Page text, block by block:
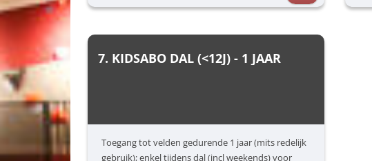
7. KIDSABO DAL (<12J) - 1 JAAR
Toegang tot velden gedurende 1 jaar (mits redelijk
gebruik); enkel tijdens dal (incl weekends) voor